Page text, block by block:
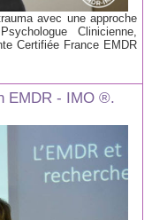
avec une approche
Clinicienne,
Certifiée France EMDR
EMDR - IMO ®.